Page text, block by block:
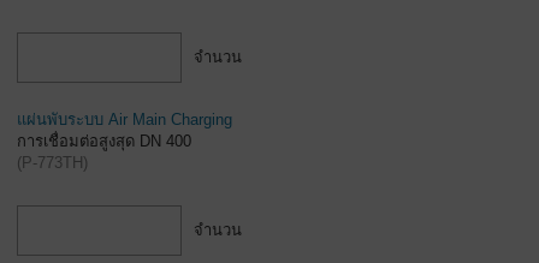
จำนวน
แผ่นพับระบบ Air Main Charging
การเชื่อมต่อสูงสุด DN 400
(P-773TH )
จำนวน